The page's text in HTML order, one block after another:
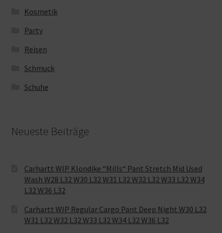
Kosmetik
Party
Reisen
Schmuck
Schuhe
Neueste Beiträge
Carhartt WIP Klondike “Mills“ Pant Stretch Mid Used
Wash W28 L32 W30 L32 W31 L32 W32 L32 W33 L32 W34
L32 W36 L32
Carhartt WIP Regular Cargo Pant Deep Night W30 L32
W31 L32 W32 L32 W33 L32 W34 L32 W36 L32